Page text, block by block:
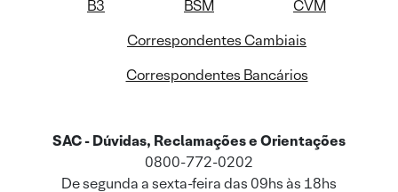
B3 BSM
CVM
Correspondentes Cambiais
Correspondentes Bancários
SAC - Dúvidas, Reclamações e Orientações
0800-772-0202
De segunda a sexta-feira das 09hs às 18hs